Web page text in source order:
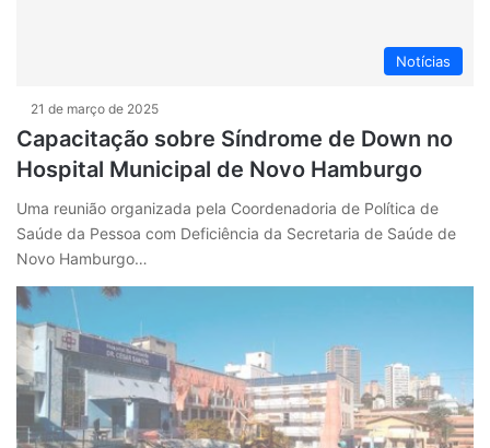
Notícias
21 de março de 2025
Capacitação sobre Síndrome de Down no
Hospital Municipal de Novo Hamburgo
Uma reunião organizada pela Coordenadoria de Política de
Saúde da Pessoa com Deficiência da Secretaria de Saúde de
Novo Hamburgo…